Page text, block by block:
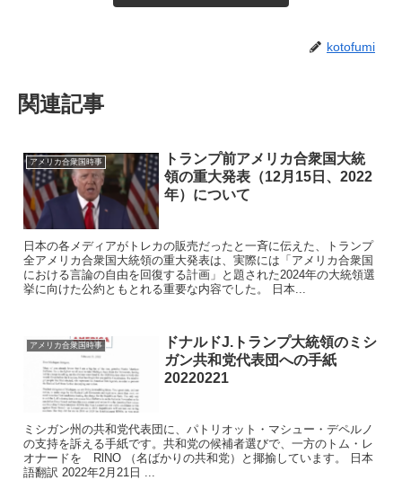
kotofumi
関連記事
アメリカ合衆国時事
トランプ前アメリカ合衆国大統
領の重大発表（12月15日、2022
年）について
日本の各メディアがトレカの販売だったと一斉に伝えた、トランプ
全アメリカ合衆国大統領の重大発表は、実際には「アメリカ合衆国
における言論の自由を回復する計画」と題された2024年の大統領選
挙に向けた公約ともとれる重要な内容でした。 日本...
アメリカ合衆国時事
ドナルドJ.トランプ大統領のミシ
ガン共和党代表団への手紙
20220221
ミシガン州の共和党代表団に、パトリオット・マシュー・デペルノ
の支持を訴える手紙です。共和党の候補者選びで、一方のトム・レ
オナードを RlNO （名ばかりの共和党）と揶揄しています。 日本
語翻訳 2022年2月21日 ...